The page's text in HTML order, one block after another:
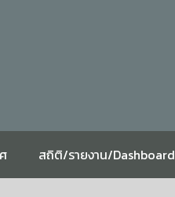
สถิติ/รายงาน/Dashboard